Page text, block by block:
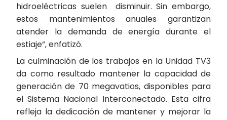
hidroeléctricas suelen disminuir. Sin embargo,
estos mantenimientos anuales garantizan
atender la demanda de energía durante el
estiaje”, enfatizó.
La culminación de los trabajos en la Unidad TV3
da como resultado mantener la capacidad de
generación de 70 megavatios, disponibles para
el Sistema Nacional Interconectado. Esta cifra
refleja la dedicación de mantener y mejorar la